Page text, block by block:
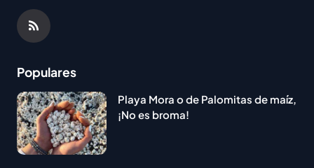
Populares
Playa Mora o de Palomitas de maíz,
¡No es broma!